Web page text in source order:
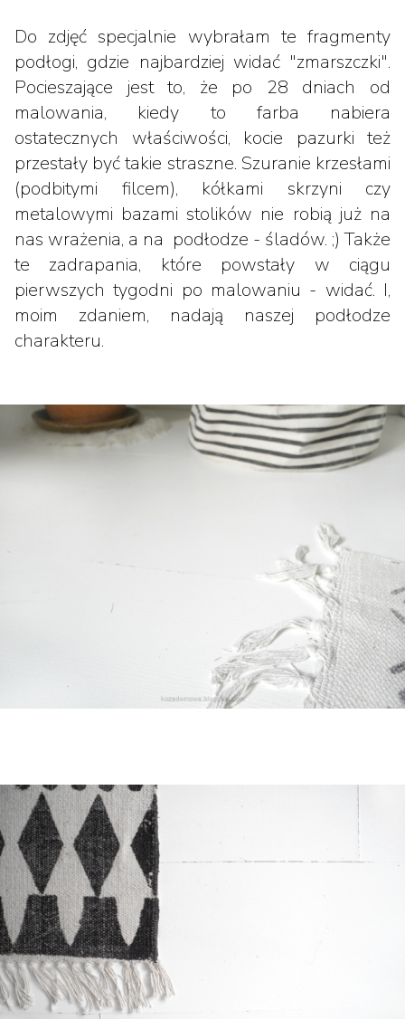
Do zdjęć specjalnie wybrałam te fragmenty
podłogi, gdzie najbardziej widać "zmarszczki".
Pocieszające jest to, że po 28 dniach od
malowania, kiedy to farba nabiera
ostatecznych właściwości, kocie pazurki też
przestały być takie straszne. Szuranie krzesłami
(podbitymi filcem), kółkami skrzyni czy
metalowymi bazami stolików nie robią już na
nas wrażenia, a na podłodze - śladów. ;) Także
te zadrapania, które powstały w ciągu
pierwszych tygodni po malowaniu - widać. I,
moim zdaniem, nadają naszej podłodze
charakteru.